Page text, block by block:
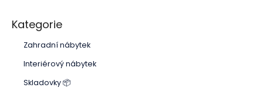
Kategorie
Zahradní nábytek
Interiérový nábytek
Skladovky 📦